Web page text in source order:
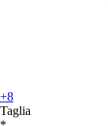
+8
Taglia